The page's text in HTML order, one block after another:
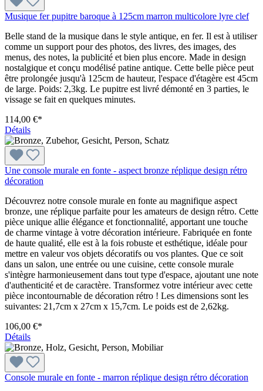
Musique fer pupitre baroque à 125cm marron multicolore lyre clef
Belle stand de la musique dans le style antique, en fer. Il est à utiliser
comme un support pour des photos, des livres, des images, des
menus, des notes, la publicité et bien plus encore. Made in design
nostalgique et conçu modélisé patine antique. Cette belle pièce peut
être prolongée jusqu'à 125cm de hauteur, l'espace d'étagère est 45cm
de large. Poids: 2,3kg. Le pupitre est livré démonté en 3 parties, le
vissage se fait en quelques minutes.
114,00 €*
Détails
Une console murale en fonte - aspect bronze réplique design rétro
décoration
Découvrez notre console murale en fonte au magnifique aspect
bronze, une réplique parfaite pour les amateurs de design rétro. Cette
pièce unique allie élégance et fonctionnalité, apportant une touche
de charme vintage à votre décoration intérieure. Fabriquée en fonte
de haute qualité, elle est à la fois robuste et esthétique, idéale pour
mettre en valeur vos objets décoratifs ou vos plantes. Que ce soit
dans un salon, une entrée ou une cuisine, cette console murale
s'intègre harmonieusement dans tout type d'espace, ajoutant une note
d'authenticité et de caractère. Transformez votre intérieur avec cette
pièce incontournable de décoration rétro ! Les dimensions sont les
suivantes: 21,7cm x 27cm x 15,7cm. Le poids est de 2,62kg.
106,00 €*
Détails
Console murale en fonte - marron réplique design rétro décoration